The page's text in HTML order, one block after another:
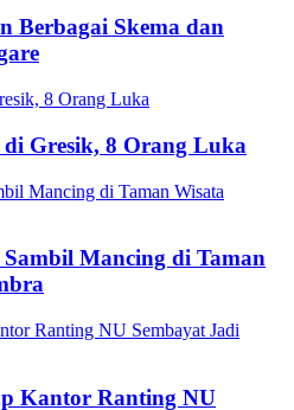
Berbagai Skema dan
Gresik, 8 Orang Luka
Mancing di Taman
Kantor Ranting NU